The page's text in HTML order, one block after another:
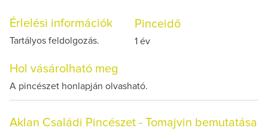
Érlelési információk
Tartályos feldolgozás.
Pinceidő
1 év
Hol vásárolható meg
A pincészet honlapján olvasható.
Aklan Családi Pincészet - Tomajvin bemutatása